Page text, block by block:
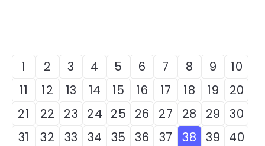
1 2 3 4 5 6 7 8 9
10
11
12 13 14 15 16 17 18 19
20
21
22 23 24 25 26 27 28 29
30
31
32 33 34 35 36 37 38 39
40